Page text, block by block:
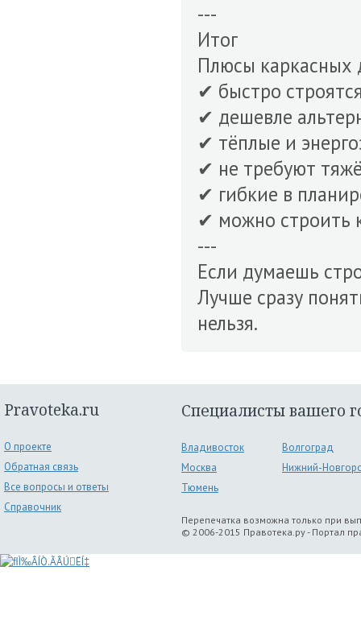
---
Итог
Плюсы каркасных
✔ быстро
✔ дешевле
✔ тёплые и
✔ не требуют
✔ гибкие в
✔ можно строить
---
Если думаешь
Лучше сразу
нельзя.
Pravoteka.ru
О проекте
Обратная связь
Все вопросы и ответы
Справочник
Специалисты вашего
Владивосток
Волгоград
Москва
Нижний-
Тюмень
Перепечатка возможна только при
© 2006-2015 Правотека.ру - Портал